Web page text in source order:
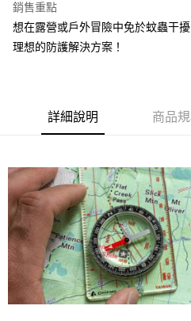
臺灣中小企業銀行
匯豐（台灣）商業銀行
聯邦商業銀行
台灣樂天信用卡公司
Apple Pay
ATM付款
每筆NT$60，滿NT$490(含以上)免
每筆NT$60，滿NT$490(含以上)免
7-11取貨付款
每筆NT$60，滿NT$490(含以上)免
付款後7-11取貨
每筆NT$60，滿NT$490(含以上)免
宅配
銷售重點
想在露營或戶外冒險中免於蚊蟲干
理想的防護解決方案！
詳細說明 商品